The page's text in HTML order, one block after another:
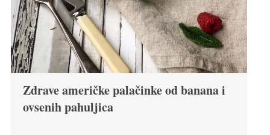
Zdrave američke palačinke od banana i
ovsenih pahuljica